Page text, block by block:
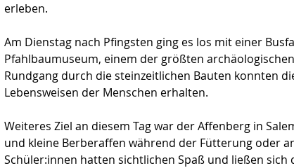
erleben.
Am Dienstag nach Pfingsten ging es los mit einer
Pfahlbaumuseum, einem der größten
Rundgang durch die steinzeitlichen Bauten konnten
Lebensweisen der Menschen erhalten.
Weiteres Ziel an diesem Tag war der Affenberg in
und kleine Berberaffen während der Fütterung oder
Schüler:innen hatten sichtlichen Spaß und ließen